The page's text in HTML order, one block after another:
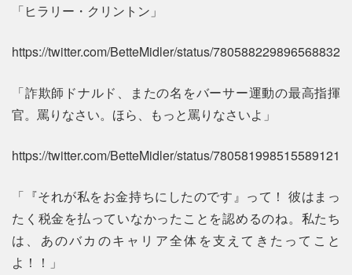
「ヒラリー・クリントン」
https://twitter.com/BetteMidler/status/780588229896568832
「詐欺師ドナルド、またの名をバーサー運動の最高指揮
官。罵りなさい。ほら、もっと罵りなさいよ」
https://twitter.com/BetteMidler/status/780581998515589121
「『それが私をお金持ちにしたのです』って！ 彼はまっ
たく税金を払っていなかったことを認めるのね。私たち
は、あのバカのキャリア全体を支えてきたってこと
よ！！」